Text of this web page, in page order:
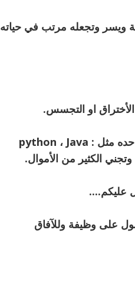
ويسر وتجعله مرتب في حياته
4-تساعدك في كسب الكثير من الأموال ، إذا كنت محترف لغة برمجه واحده مثل : python ، Java
عليكم....
على أفضل لغات البرمجه للتعلم في عام 2019 للحصول على وظيفة وللآفاق